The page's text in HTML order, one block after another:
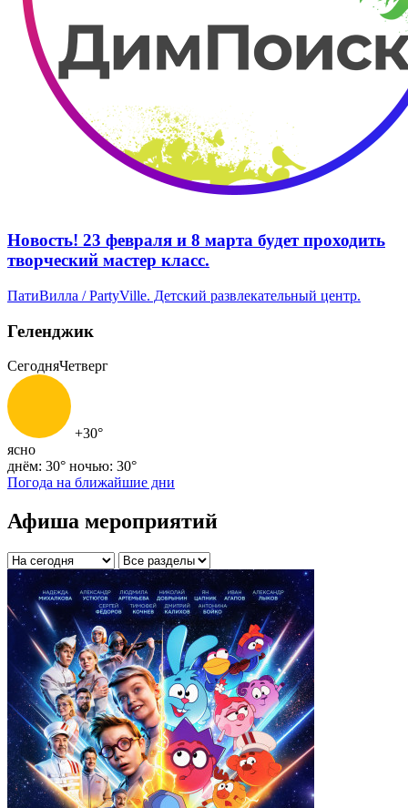
Новость! 23 февраля и 8 марта будет проходить
творческий мастер класс.
ПатиВилла / PartyVille. Детский развлекательный центр.
Геленджик
СегодняЧетверг
+30°
ясно
днём: 30° ночью: 30°
Погода на ближайшие дни
Афиша мероприятий